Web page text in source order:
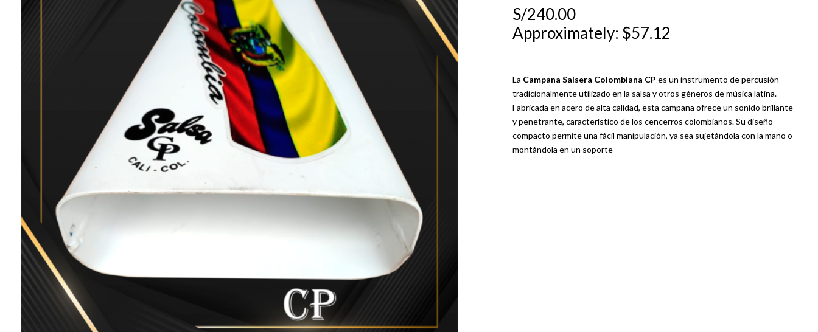
S/240.00
Approximately: $57.12
La Campana Salsera Colombiana CP es un instrumento de percusión
tradicionalmente utilizado en la salsa y otros géneros de música latina.
Fabricada en acero de alta calidad, esta campana ofrece un sonido brillante
y penetrante, característico de los cencerros colombianos.Su diseño
compacto permite una fácil manipulación, ya sea sujetándola con la mano o
montándola en un soporte